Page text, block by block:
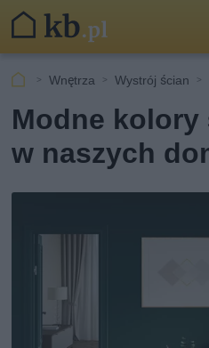
Wnętrza Wystrój ścian
Modne kolory
w naszych